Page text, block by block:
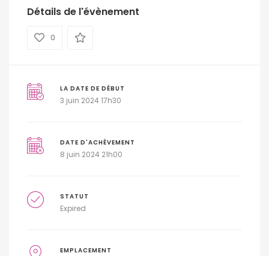
Détails de l'évènement
0
LA DATE DE DÉBUT
3 juin 2024 17h30
DATE D'ACHÈVEMENT
8 juin 2024 21h00
STATUT
Expired
EMPLACEMENT